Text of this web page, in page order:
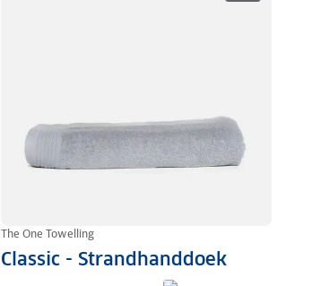
The One Towelling
Classic - Strandhanddoek